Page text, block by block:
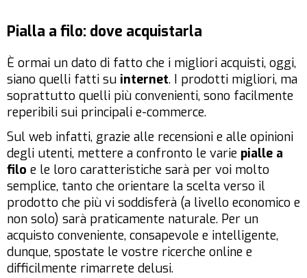
Pialla a filo: dove acquistarla
È ormai un dato di fatto che i migliori acquisti, oggi,
siano quelli fatti su internet. I prodotti migliori, ma
soprattutto quelli più convenienti, sono facilmente
reperibili sui principali e-commerce.
Sul web infatti, grazie alle recensioni e alle opinioni
degli utenti, mettere a confronto le varie pialle a
filo e le loro caratteristiche sarà per voi molto
semplice, tanto che orientare la scelta verso il
prodotto che più vi soddisferà (a livello economico e
non solo) sarà praticamente naturale. Per un
acquisto conveniente, consapevole e intelligente,
dunque, spostate le vostre ricerche online e
difficilmente rimarrete delusi.